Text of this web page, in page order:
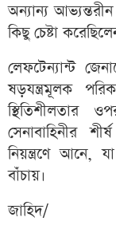
অন্যান্য
কিছু চেষ্টা
লেফটেন্যান্ট
ষড়যন্ত্রমূলক
স্থিতিশীলতার
সেনাবাহিনীর
নিয়ন্ত্রণে আনে,
বাঁচায়।
জাহিদ/